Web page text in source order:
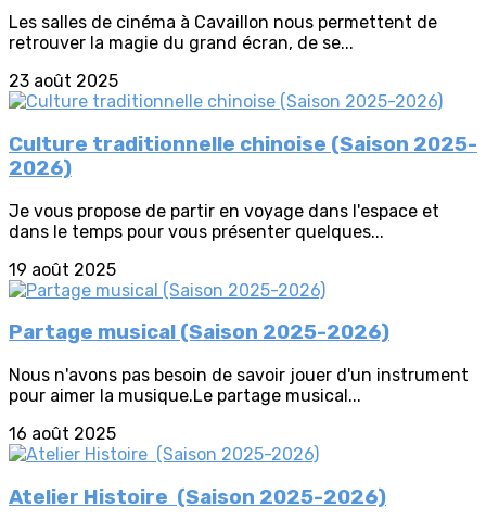
Les salles de cinéma à Cavaillon nous permettent de
retrouver la magie du grand écran, de se...
23 août 2025
Culture traditionnelle chinoise (Saison 2025-
2026)
Je vous propose de partir en voyage dans l'espace et
dans le temps pour vous présenter quelques...
19 août 2025
Partage musical (Saison 2025-2026)
Nous n'avons pas besoin de savoir jouer d'un instrument
pour aimer la musique.Le partage musical...
16 août 2025
Atelier Histoire (Saison 2025-2026)